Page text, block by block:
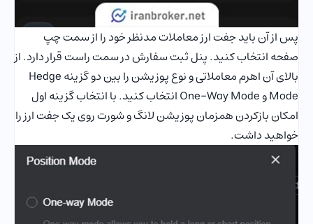
پس از آن باید جفت ارز معاملات مدنظر خود را از سمت چپ
صفحه انتخاب کنید. پنل ثبت سفارش در سمت راست قرار دارد. از
بالای آن اهرم معاملاتی و نوع پوزیشن را بین دو گزینه Hedge
Mode و One-Way Mode انتخاب کنید. با انتخاب گزینه اول
امکان بازکردن همزمان پوزیشن لانگ و شورت روی یک جفت ارز را
خواهید داشت.